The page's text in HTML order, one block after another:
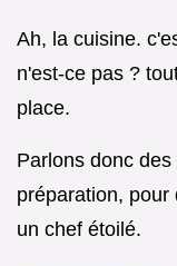
Ah, la cuisine.
n'est-ce pas ?
place.
Parlons donc
préparation,
un chef étoilé.